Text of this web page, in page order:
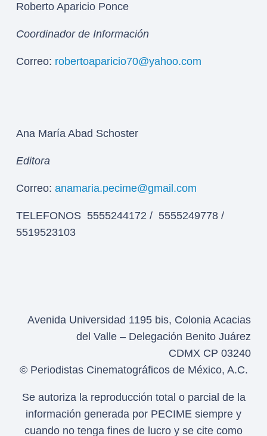
Roberto Aparicio Ponce
Coordinador de Información
Correo: robertoaparicio70@yahoo.com
Ana María Abad Schoster
Editora
Correo: anamaria.pecime@gmail.com
TELEFONOS 5555244172 / 5555249778 /
5519523103
Avenida Universidad 1195 bis, Colonia Acacias
del Valle – Delegación Benito Juárez
CDMX CP 03240
© Periodistas Cinematográficos de México, A.C.
Se autoriza la reproducción total o parcial de la
información generada por PECIME siempre y
cuando no tenga fines de lucro y se cite como